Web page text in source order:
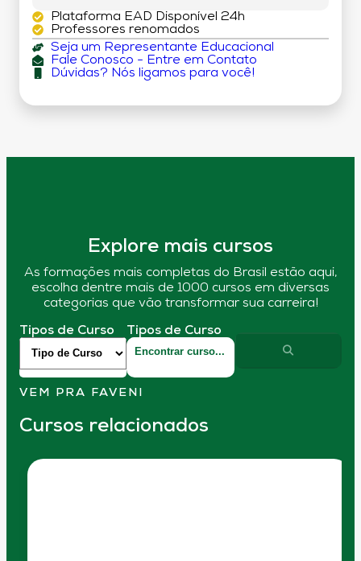
Plataforma EAD Disponível 24h
Professores renomados
Seja um Representante Educacional
Fale Conosco - Entre em Contato
Dúvidas? Nós ligamos para você!
Explore mais cursos
As formações mais completas do Brasil estão aqui,
escolha dentre mais de 1000 cursos em diversas
categorias que vão transformar sua carreira!
Tipos de Curso Tipos de Curso
VEM PRA FAVENI
Cursos relacionados